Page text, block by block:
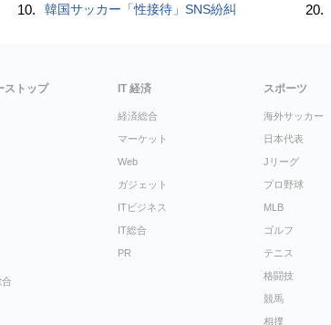
10. 韓国サッカー「性接待」SNS紛糾 20.
ストップ IT 経済
経済総合
マーケット
Web
ガジェット
ITビジネス
IT総合
PR
スポーツ
海外サッカー
日本代表
Jリーグ
プロ野球
MLB
ゴルフ
テニス
格闘技
競馬
相撲